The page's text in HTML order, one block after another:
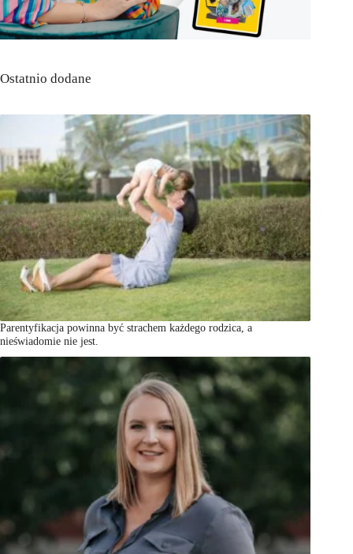
Ostatnio dodane
Parentyfikacja powinna być strachem każdego rodzica, a
nieświadomie nie jest.